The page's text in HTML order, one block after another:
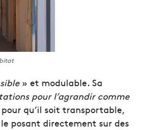
» et modulable. Sa
pour l’agrandir comme
qu’il soit transportable,
posant directement sur des